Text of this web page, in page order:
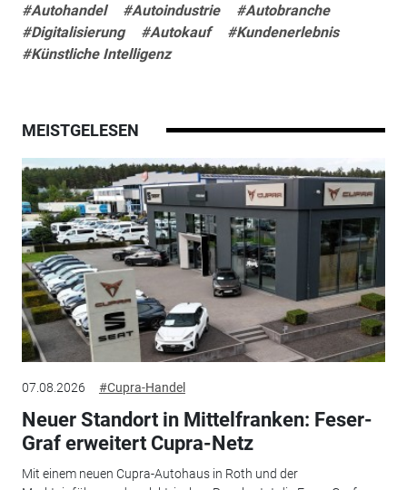
#Autohandel #Autoindustrie
#Autobranche
#Digitalisierung
#Autokauf
#Kundenerlebnis
#Künstliche Intelligenz
MEISTGELESEN
07.08.2026 #Cupra-Handel
Neuer Standort in Mittelfranken: Feser-
Graf erweitert Cupra-Netz
Mit einem neuen Cupra-Autohaus in Roth und der